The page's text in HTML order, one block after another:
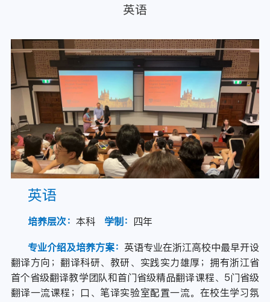
英语
英语
培养层次： 本科 学制： 四年
专业介绍及培养方案： 英语专业在浙江高校中最早开设
翻译方向；翻译科研、教研、实践实力雄厚；拥有浙江省
首个省级翻译教学团队和首门省级精品翻译课程、5门省级
翻译一流课程；口、笔译实验室配置一流。在校生学习氛